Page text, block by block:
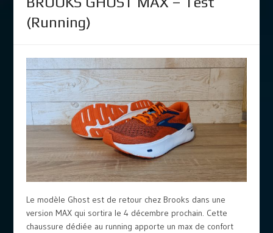
(Running)
Le modèle Ghost est de retour chez Brooks dans une
version MAX qui sortira le 4 décembre prochain. Cette
chaussure dédiée au running apporte un max de confort